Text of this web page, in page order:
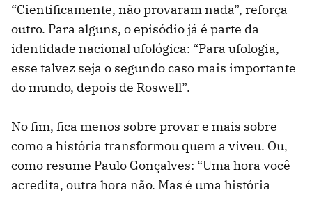
“Cientificamente, não provaram nada”, reforça
outro. Para alguns, o episódio já é parte da
identidade nacional ufológica: “Para ufologia,
esse talvez seja o segundo caso mais importante
do mundo, depois de Roswell”.
No fim, fica menos sobre provar e mais sobre
como a história transformou quem a viveu. Ou,
como resume Paulo Gonçalves: “Uma hora você
acredita, outra hora não. Mas é uma história